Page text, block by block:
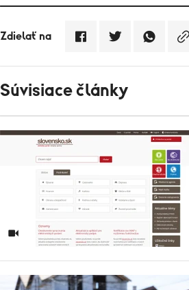
Zdielať na
Súvisiace články